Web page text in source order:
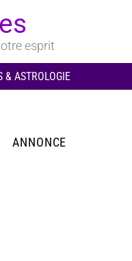
esprit
& ASTROLOGIE
ANNONCE